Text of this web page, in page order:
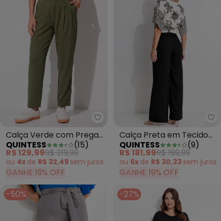
Quintess - Calça Verde com
Calça Verde com Pregas
e Bolsos
QUINTESS (15)
R$ 129,99R$ 219,99
ou 4x de R$ 32,49 sem juros
GANHE 19% OFF
Calça Preta em Tecido
de Poliéster
QUINTESS (9)
R$ 181,99R$ 199,99
ou 6x de R$ 30,33 sem juros
GANHE 19% OFF
-50%
-27%